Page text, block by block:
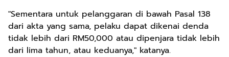
"Sementara untuk pelanggaran di bawah Pasal 138
dari akta yang sama, pelaku dapat dikenai denda
tidak lebih dari RM50,000 atau dipenjara tidak lebih
dari lima tahun, atau keduanya," katanya.